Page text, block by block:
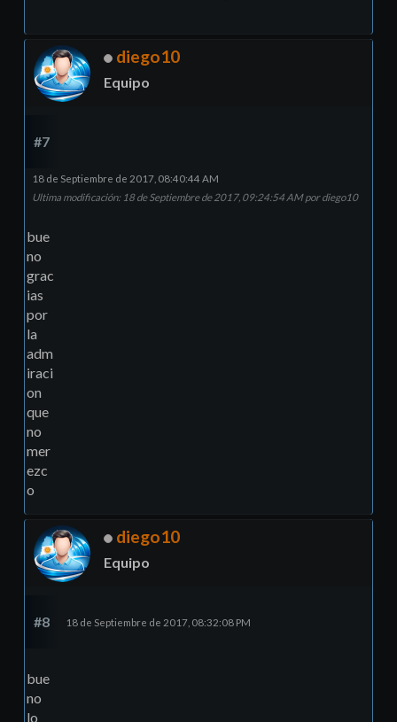
diego10
Equipo
#7
18 de Septiembre de 2017, 08:40:44 AM
Ultima modificación: 18 de Septiembre de 2017, 09:24:54 AM por diego10
bue
no
grac
ias
por
la
adm
iraci
on
que
no
mer
ezc
o
diego10
Equipo
#8 18 de Septiembre de 2017, 08:32:08 PM
bue
no
lo